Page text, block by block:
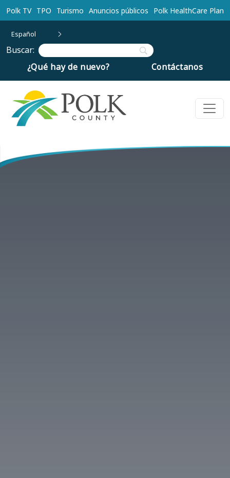
Ir al contenido principal
Polk TV TPO Turismo Anuncios públicos Polk HealthCare Plan
Español
Buscar:
¿Qué hay de nuevo?
Contáctanos